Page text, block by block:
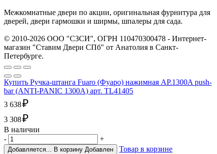
Межкомнатные двери по акции, оригинальная фурнитура для
дверей, двери гармошки и ширмы, шпалеры для сада.
© 2010-2026 ООО "СЗСИ", ОГРН 110470300478 - Интернет-
магазин "Ставим Двери СПб" от Анатолия в Санкт-
Петербурге.
Купить Ручка-штанга Fuaro (Фуаро) нажимная AP.1300A push-
bar (ANTI-PANIC 1300А) арт. TL41405
3 638₽
3 308₽
В наличии
-
+
Добавляется... В корзину Добавлен
Товар в корзине